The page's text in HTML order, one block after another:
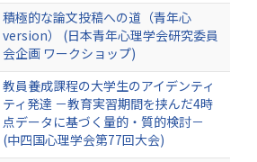
積極的な論文投稿への道（青年心
version） (日本青年心理学会研究委員
会企画 ワークショップ)
教員養成課程の大学生のアイデンティ
ティ発達 －教育実習期間を挟んだ4時
点データに基づく量的・質的検討－
(中四国心理学会第77回大会)